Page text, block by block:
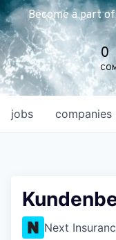
Become a part
0
jobs companies
Next